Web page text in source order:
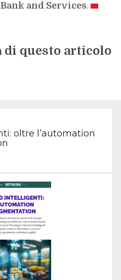
Bank and Services.
di questo articolo
oltre l’automation